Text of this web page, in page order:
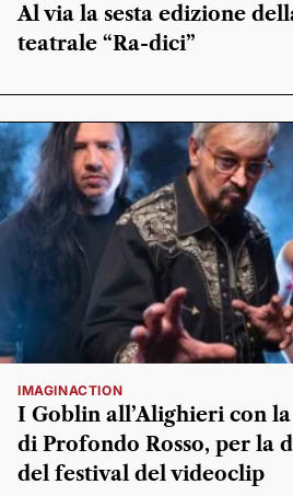
Al via la sesta edizione
teatrale “Ra-dici”
IMAGINACTION
I Goblin all’Alighieri con
di Profondo Rosso, per la
del festival del videoclip